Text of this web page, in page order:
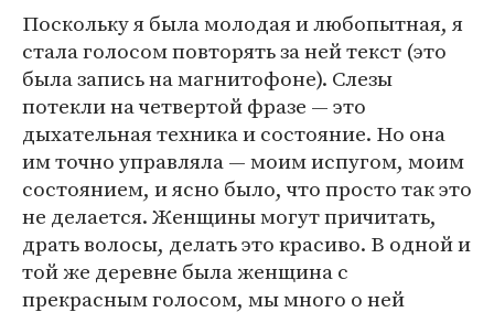
Поскольку я была молодая и любопытная, я
стала голосом повторять за ней текст (это
была запись на магнитофоне). Слезы
потекли на четвертой фразе — это
дыхательная техника и состояние. Но она
им точно управляла — моим испугом, моим
состоянием, и ясно было, что просто так это
не делается. Женщины могут причитать,
драть волосы, делать это красиво. В одной и
той же деревне была женщина с
прекрасным голосом, мы много о ней